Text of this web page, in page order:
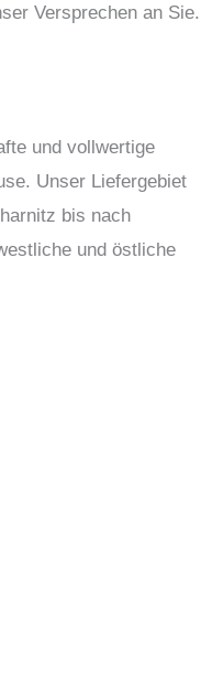
Versprechen an Sie.
und vollwertige
Unser Liefergebiet
bis nach
und östliche